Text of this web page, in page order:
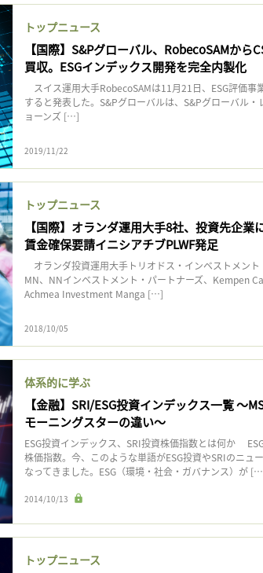
トップニュース
【国際】S&Pグローバル、RobecoSAMから
買収。ESGインデックス開発を完全内製化
スイス運用大手RobecoSAMは11月21日、ESG評価事
すると発表した。S&Pグローバルは、S&Pグローバル・
ョーンズ […]
2019/11/22
トップニュース
【国際】オランダ運用大手8社、投資先企業
賃金確保要請イニシアチブPLWF発足
オランダ投資運用大手トリオドス・インベストメント
MN、NNインベストメント・パートナーズ、Kempen
Achmea Investment Manga […]
2018/10/05
体系的に学ぶ
【金融】SRI/ESG投資インデックス一覧 〜
モーニングスターの違い〜
ESG投資インデックス、SRI投資株価指数とは何か
株価指数。今、このような単語がESG投資やSRIのニュ
なってきました。ESG（環境・社会・ガバナンス）が
2014/10/13
トップニュース